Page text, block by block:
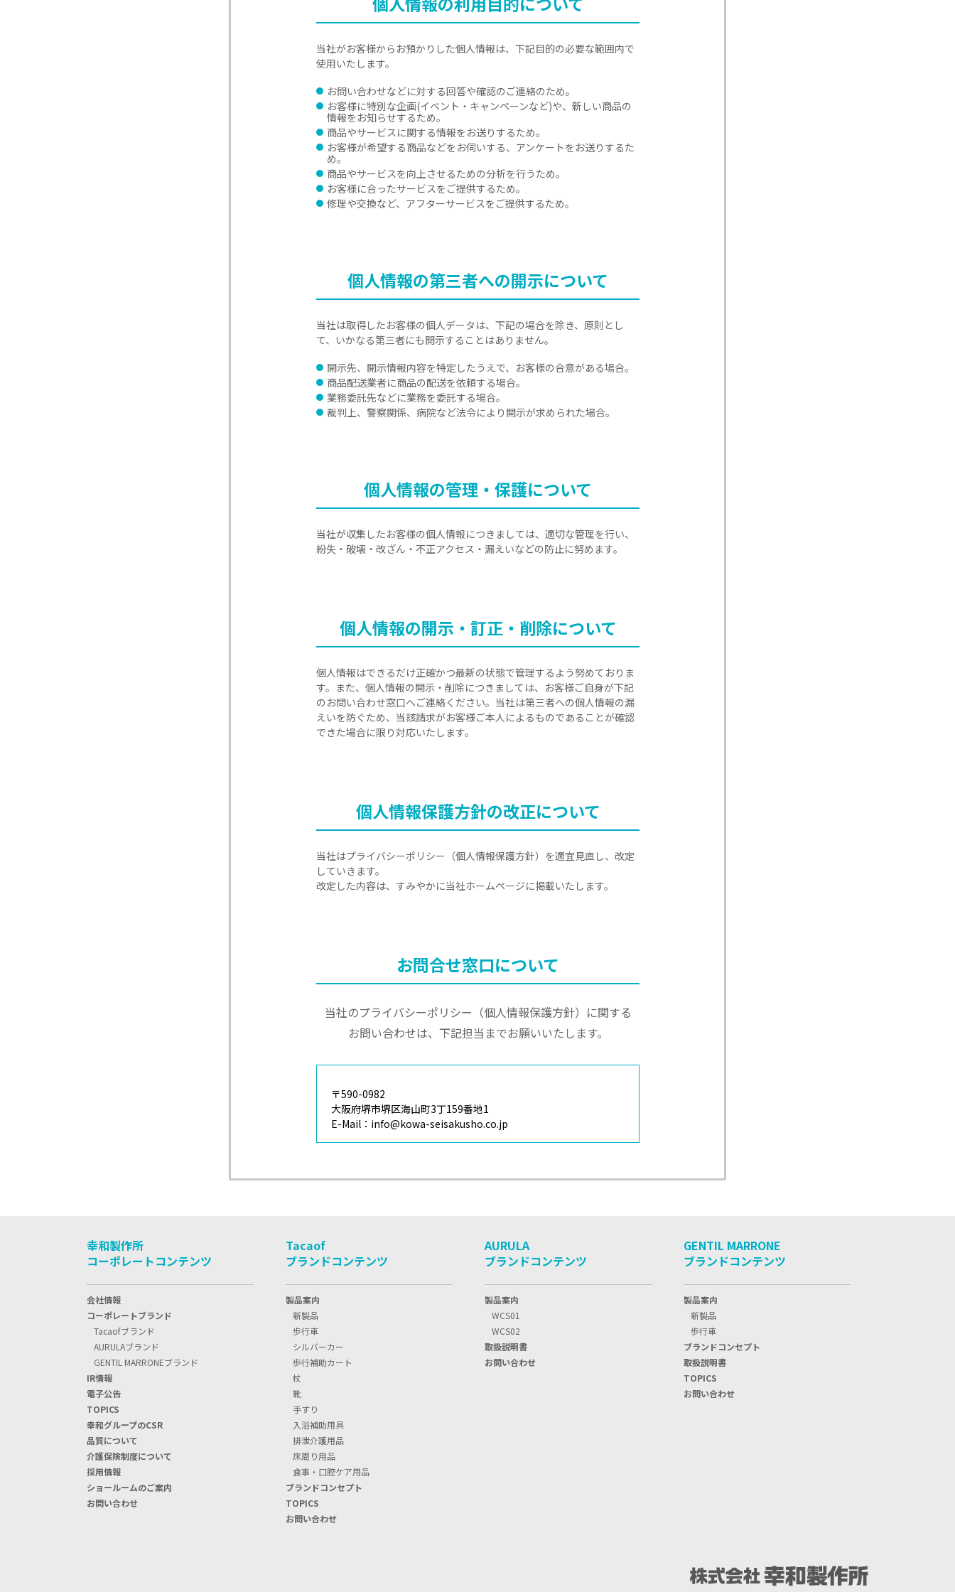
当社がお客様からお預かりした個人情報は、下記目的の必要な範囲内で
使用いたします。
お問い合わせなどに対する回答や確認のご連絡のため。
お客様に特別な企画(イベント・キャンペーンなど)や、新しい商品の
情報をお知らせするため。
商品やサービスに関する情報をお送りするため。
お客様が希望する商品などをお伺いする、アンケートをお送りするた
め。
商品やサービスを向上させるための分析を行うため。
お客様に合ったサービスをご提供するため。
修理や交換など、アフターサービスをご提供するため。
個人情報の第三者への開示について
当社は取得したお客様の個人データは、下記の場合を除き、原則とし
て、いかなる第三者にも開示することはありません。
開示先、開示情報内容を特定したうえで、お客様の合意がある場合。
商品配送業者に商品の配送を依頼する場合。
業務委託先などに業務を委託する場合。
裁判上、警察関係、病院など法令により開示が求められた場合。
個人情報の管理・保護について
当社が収集したお客様の個人情報につきましては、適切な管理を行い、
紛失・破壊・改ざん・不正アクセス・漏えいなどの防止に努めます。
個人情報の開示・訂正・ 削除について
個人情報はできるだけ正確かつ最新の状態で管理するよう努めておりま
す。また、個人情報の開示・削除につきましては、お客様ご自身が下記
のお問い合わせ窓口へご連絡ください。当社は第三者への個人情報の漏
えいを防ぐため、当該請求がお客様ご本人によるものであることが確認
できた場合に限り対応いたします。
個人情報保護方針の改正について
当社はプライバシーポリシー（個人情報保護方針）を適宜見直し、改定
していきます。
改定した内容は、すみやかに当社ホームページに掲載いたします。
お問合せ窓口について
当社のプライバシーポリシー （個人情報保護方針）に関する
お問い合わせは、 下記担当までお願いいたします。
〒590-0982
大阪府堺市堺区海山町3丁159番地1
E-Mail：info@kowa-seisakusho.co.jp
幸和製作所
コーポレートコンテンツ
会社情報
コーポレートブランド
Tacaofブランド
AURULAブランド
GENTIL MARRONEブランド
IR情報
電子公告
TOPICS
幸和グループのCSR
品質について
介護保険制度について
採用情報
ショールームのご案内
お問い合わせ
Tacaof
ブランドコンテンツ
製品案内
新製品
歩行車
シルバーカー
歩行補助カート
杖
靴
手すり
入浴補助用具
排泄介護用品
床周り用品
食事・口腔ケア用品
ブランドコンセプト
TOPICS
お問い合わせ
AURULA
ブランドコンテンツ
製品案内
WCS01
WCS02
取扱説明書
お問い合わせ
GENTIL MARRONE
ブランドコンテンツ
製品案内
新製品
歩行車
ブランドコンセプト
取扱説明書
TOPICS
お問い合わせ